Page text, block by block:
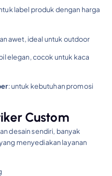
label produk dengan harga
awet, ideal untuk outdoor
elegan, cocok untuk kaca
: untuk kebutuhan promosi
Custom
desain sendiri, banyak
menyediakan layanan